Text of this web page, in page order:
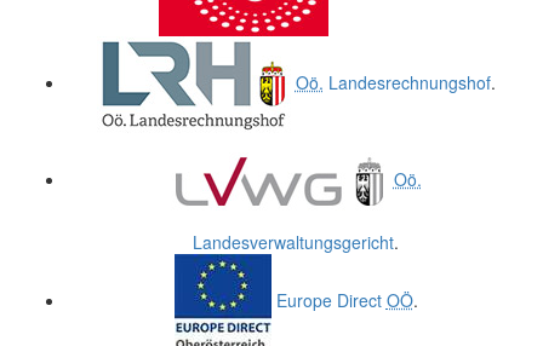
Oö. Landesrechnungshof.
Oö.
Landesverwaltungsgericht.
Europe Direct OÖ.